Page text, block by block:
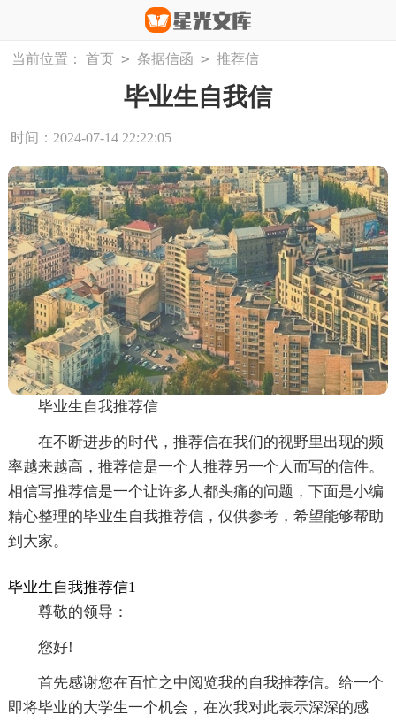
当前位置： 首页 > 条据信函 > 推荐信
毕业生自我信
时间：2024-07-14 22:22:05
毕业生自我推荐信
在不断进步的时代，推荐信在我们的视野里出现的频
率越来越高，推荐信是一个人推荐另一个人而写的信件。
相信写推荐信是一个让许多人都头痛的问题，下面是小编
精心整理的毕业生自我推荐信，仅供参考，希望能够帮助
到大家。
毕业生自我推荐信1
尊敬的领导：
您好!
首先感谢您在百忙之中阅览我的自我推荐信。给一个
即将毕业的大学生一个机会，在次我对此表示深深的感